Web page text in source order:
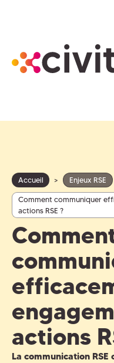
Accueil > Enjeux RSE
Comment communiquer
actions RSE ?
actions
La communication RSE